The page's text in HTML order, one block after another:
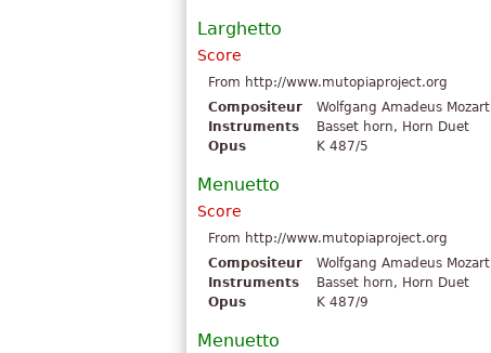
Larghetto
Score
From http://www.mutopiaproject.org
Compositeur
Wolfgang Amadeus Mozart
Instruments
Basset horn, Horn Duet
Opus
K 487/5
Menuetto
Score
From http://www.mutopiaproject.org
Compositeur
Wolfgang Amadeus Mozart
Instruments
Basset horn, Horn Duet
Opus
K 487/9
Menuetto